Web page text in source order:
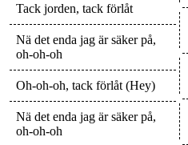
Tack jorden, tack förlåt
Nä det enda jag är säker på,
oh-oh-oh
Oh-oh-oh, tack förlåt (Hey)
Nä det enda jag är säker på,
oh-oh-oh